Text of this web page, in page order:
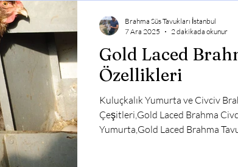
Gold Laced
Özellikleri
Kuluçkalık Yumurta ve Civciv
Çeşitleri,Gold Laced Brahma
Yumurta,Gold Laced Brahma
Brahma Süs Tavukları İstanbul
7 Ara 2025
2 dakikada okunur